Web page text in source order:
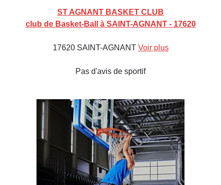
ST AGNANT BASKET CLUB
club de Basket-Ball à SAINT-AGNANT - 17620
17620 SAINT-AGNANT Voir plus
Pas d'avis de sportif